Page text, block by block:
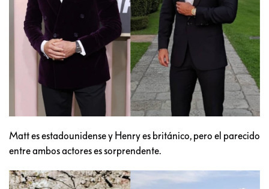
Matt es estadounidense y Henry es británico, pero el parecido
entre ambos actores es sorprendente.